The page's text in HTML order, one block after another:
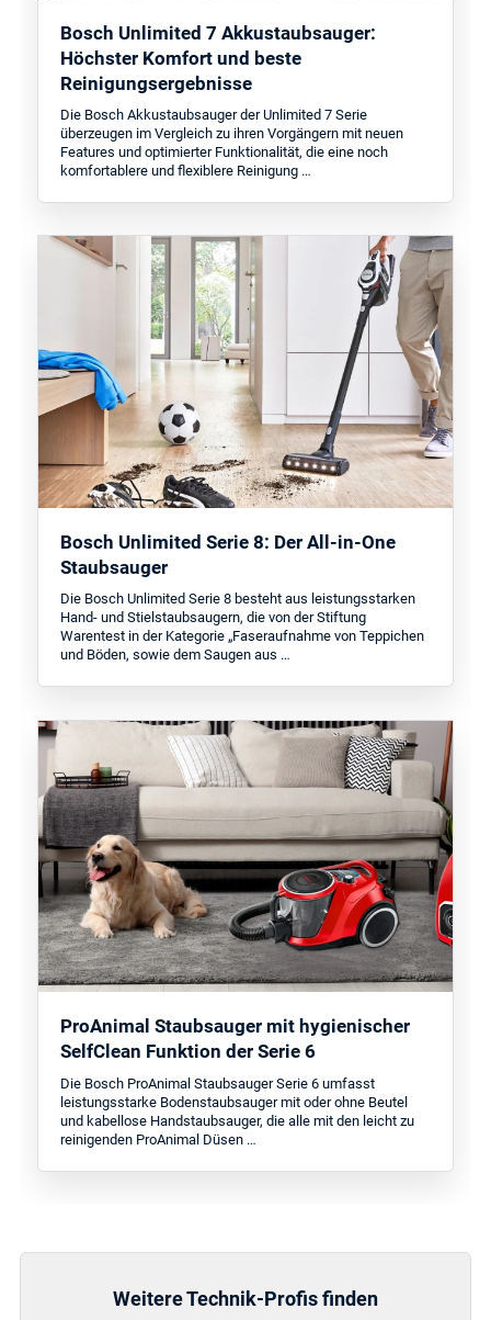
Bosch Unlimited 7 Akkustaubsauger:
Höchster Komfort und beste
Reinigungsergebnisse
Die Bosch Akkustaubsauger der Unlimited 7 Serie
überzeugen im Vergleich zu ihren Vorgängern mit neuen
Features und optimierter Funktionalität, die eine noch
komfortablere und flexiblere Reinigung …
Bosch Unlimited Serie 8: Der All-in-One
Staubsauger
Die Bosch Unlimited Serie 8 besteht aus leistungsstarken
Hand- und Stielstaubsaugern, die von der Stiftung
Warentest in der Kategorie „Faseraufnahme von Teppichen
und Böden, sowie dem Saugen aus …
ProAnimal Staubsauger mit hygienischer
SelfClean Funktion der Serie 6
Die Bosch ProAnimal Staubsauger Serie 6 umfasst
leistungsstarke Bodenstaubsauger mit oder ohne Beutel
und kabellose Handstaubsauger, die alle mit den leicht zu
reinigenden ProAnimal Düsen …
Weitere Technik-Profis finden